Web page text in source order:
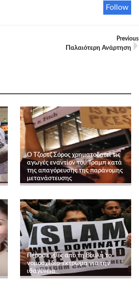
Follow
Previous
Παλαιότερη Ανάρτηση
Ο Τζορτζ Σόρος χρηματοδοτεί τις
αγωγές εναντίον του Τραμπ κατά
της απαγόρευσης της παράνομης
μετανάστευσης
Πέρασε χθες από τη Βουλή το
νομοσχέδιο-έκτρωμα για την
ιθαγένεια